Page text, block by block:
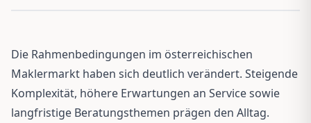
Die Rahmenbedingungen im österreichischen
Maklermarkt haben sich deutlich verändert. Steigende
Komplexität, höhere Erwartungen an Service sowie
langfristige Beratungsthemen prägen den Alltag.